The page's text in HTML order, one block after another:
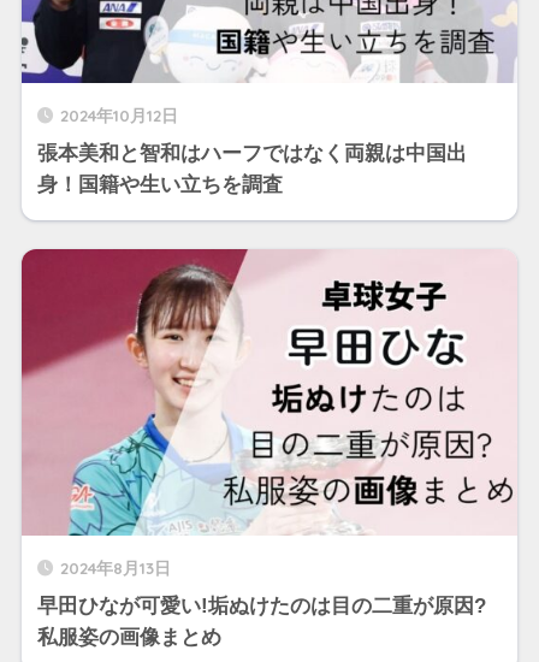
2024年10月12日
張本美和と智和はハーフではなく両親は中国出
身！国籍や生い立ちを調査
2024年8月13日
早田ひなが可愛い!垢ぬけたのは目の二重が原因?
私服姿の画像まとめ